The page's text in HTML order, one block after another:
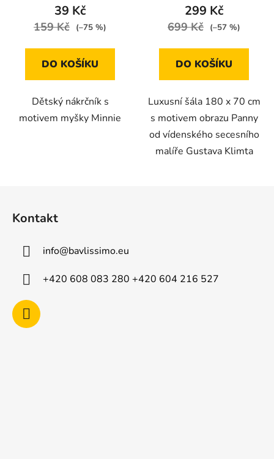
39 Kč
159 Kč (–75 %)
DO KOŠÍKU
Dětský nákrčník s
motivem myšky Minnie
299 Kč
699 Kč (–57 %)
DO KOŠÍKU
Luxusní šála 180 x 70 cm
s motivem obrazu Panny
od vídenského secesního
malíře Gustava Klimta
Kontakt
info@bavlissimo.eu
+420 608 083 280 +420 604 216 527